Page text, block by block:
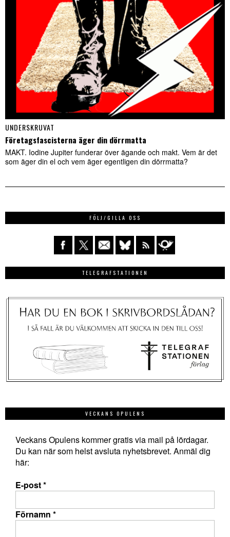
UNDERSKRUVAT
Företagsfascisterna äger din dörrmatta
MAKT. Iodine Jupiter funderar över ägande och makt. Vem är det
som äger din el och vem äger egentligen din dörrmatta?
FÖLJ/GILLA OSS
TELEGRAFSTATIONEN
VECKANS OPULENS
Veckans Opulens kommer gratis via mail på lördagar.
Du kan när som helst avsluta nyhetsbrevet. Anmäl dig
här:
E-post*
Förnamn *